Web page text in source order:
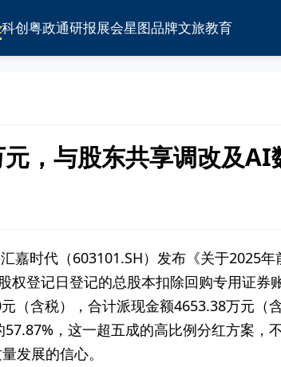
科创粤政通研报展会星图品牌文旅教育
，与股东共享调改及
嘉时代（603101.SH）发布《关于2025
权登记日登记的总股本扣除回购专用证
（含税），合计派现金额4653.38万元（
，这一超五成的高比例分红方案，
发展的信心。